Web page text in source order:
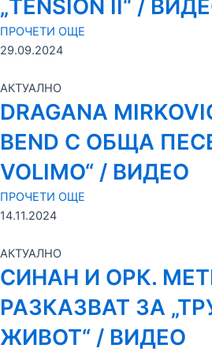
„TENSION II“ /
ПРОЧЕТИ ОЩЕ
29.09.2024
АКТУАЛНО
DRAGANA
BEND С ОБЩА
VOLIMO“ / ВИДЕО
ПРОЧЕТИ ОЩЕ
14.11.2024
АКТУАЛНО
СИНАН И ОРК.
РАЗКАЗВАТ ЗА
ЖИВОТ“ / ВИДЕО